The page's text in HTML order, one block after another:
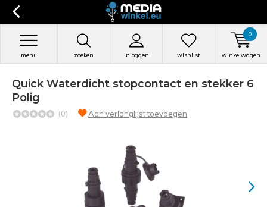
zoeken inloggen
menu wishlist winkelwagen
0
Quick Waterdicht stopcontact en stekker 6
Polig
(0) Aan verlanglijst toevoegen